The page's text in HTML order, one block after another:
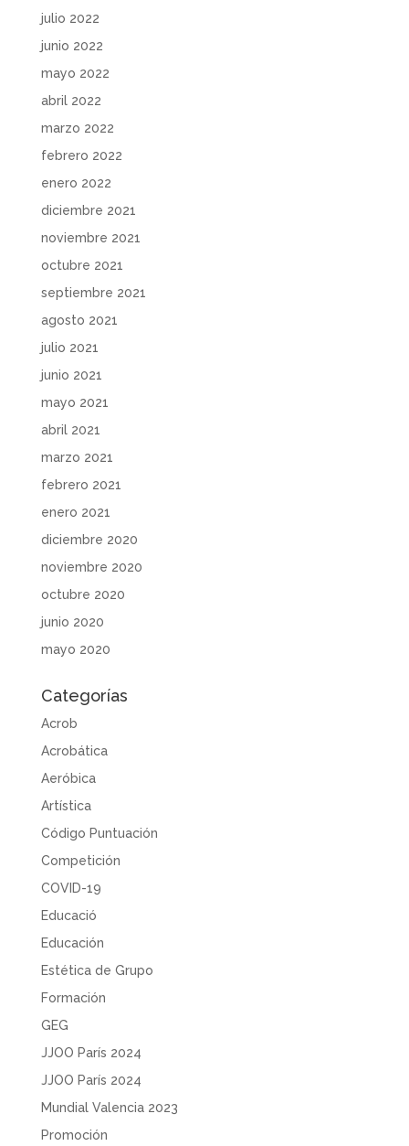
julio 2022
junio 2022
mayo 2022
abril 2022
marzo 2022
febrero 2022
enero 2022
diciembre 2021
noviembre 2021
octubre 2021
septiembre 2021
agosto 2021
julio 2021
junio 2021
mayo 2021
abril 2021
marzo 2021
febrero 2021
enero 2021
diciembre 2020
noviembre 2020
octubre 2020
junio 2020
mayo 2020
Categorías
Acrob
Acrobática
Aeróbica
Artística
Código Puntuación
Competición
COVID-19
Educació
Educación
Estética de Grupo
Formación
GEG
JJOO París 2024
JJOO París 2024
Mundial Valencia 2023
Promoción